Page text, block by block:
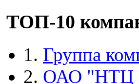
ТОП-10
1. Группа
2. ОАО "НТЦ